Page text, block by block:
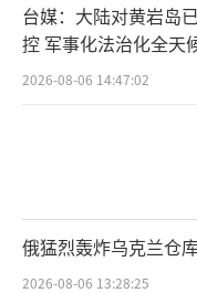
《泰晤士报
人，但对方拒绝
台媒：大陆对黄岩岛
控 军事化法治化全天
2026-08-06 14:47:02
俄猛烈轰炸乌克兰仓
2026-08-06 13:28:25